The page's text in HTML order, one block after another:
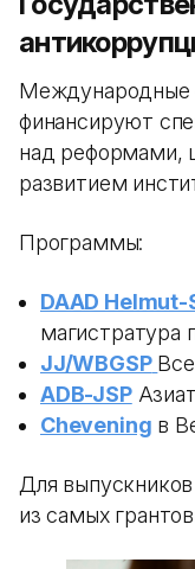
Международные
финансируют
над реформами,
развитием
Программы:
DAAD
магистратура
JJ/WBGSP
ADB-JSP
Chevening в
Для
из самых